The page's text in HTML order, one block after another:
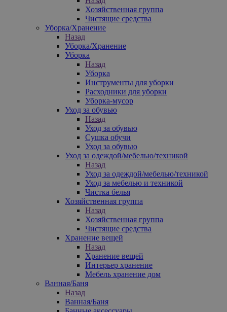
Хозяйственная группа
Чистящие средства
Уборка/Хранение
Назад
Уборка/Хранение
Уборка
Назад
Уборка
Инструменты для уборки
Расходники для уборки
Уборка-мусор
Уход за обувью
Назад
Уход за обувью
Сушка обучи
Уход за обувью
Уход за одеждой/мебелью/техникой
Назад
Уход за одеждой/мебелью/техникой
Уход за мебелью и техникой
Чистка белья
Хозяйственная группа
Назад
Хозяйственная группа
Чистящие средства
Хранение вещей
Назад
Хранение вещей
Интерьер хранение
Мебель хранение дом
Ванная/Баня
Назад
Ванная/Баня